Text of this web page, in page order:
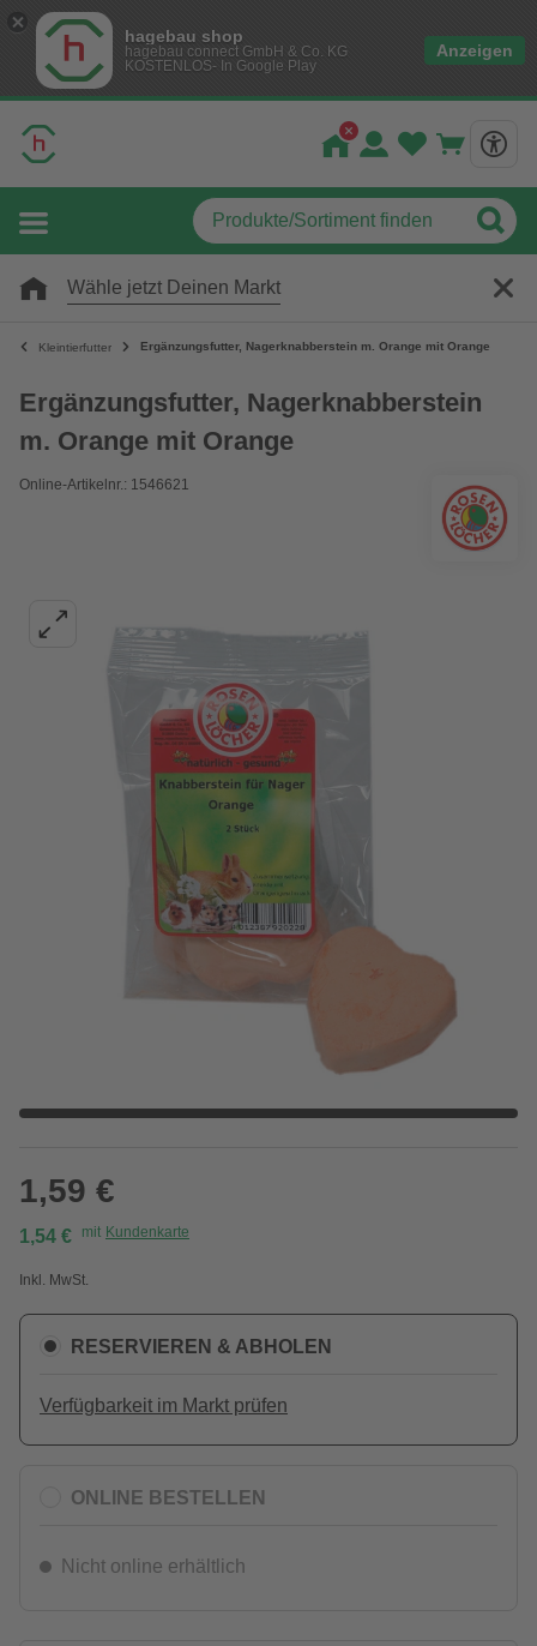
hagebau shop
hagebau connect GmbH & Co. KG
KOSTENLOS- In Google Play
Anzeigen
Wähle jetzt Deinen Markt
Kleintierfutter Ergänzungsfutter, Nagerknabberstein m. Orange mit Orange
Ergänzungsfutter, Nagerknabberstein
m. Orange mit Orange
Online-Artikelnr.: 1546621
1,59 €
1,54 € mit Kundenkarte
Inkl. MwSt.
RESERVIEREN & ABHOLEN
Verfügbarkeit im Markt prüfen
ONLINE BESTELLEN
Nicht online erhältlich